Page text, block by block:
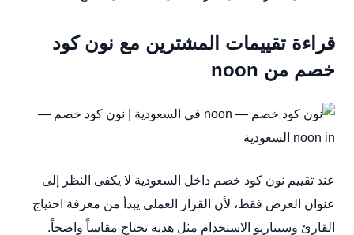
قراءة تقييمات المشترين مع نون كود
خصم من noon
عند تقييم نون كود خصم داخل السعودية لا يكفى النظر إلى
عنوان العرض فقط، لأن القرار العملى يبدأ من معرفة احتياج
القارئ وسيناريو الاستخدام مثل هدية تحتاج مقاساً واضحاً.